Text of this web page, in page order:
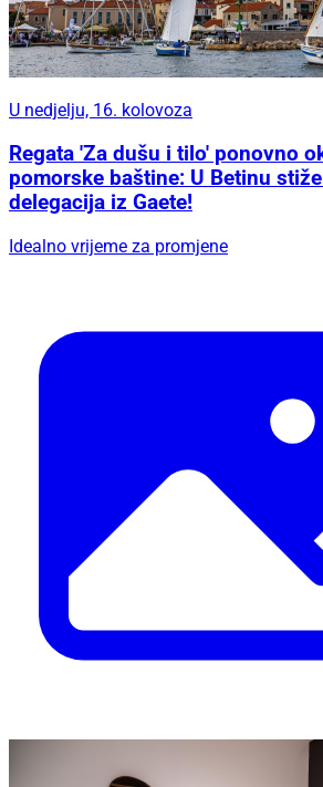
U nedjelju, 16. kolovoza
Regata 'Za dušu i tilo' ponovno
pomorske baštine: U Betinu
delegacija iz Gaete!
Idealno vrijeme za promjene